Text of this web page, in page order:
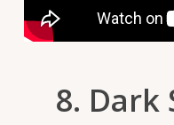
8. Dark